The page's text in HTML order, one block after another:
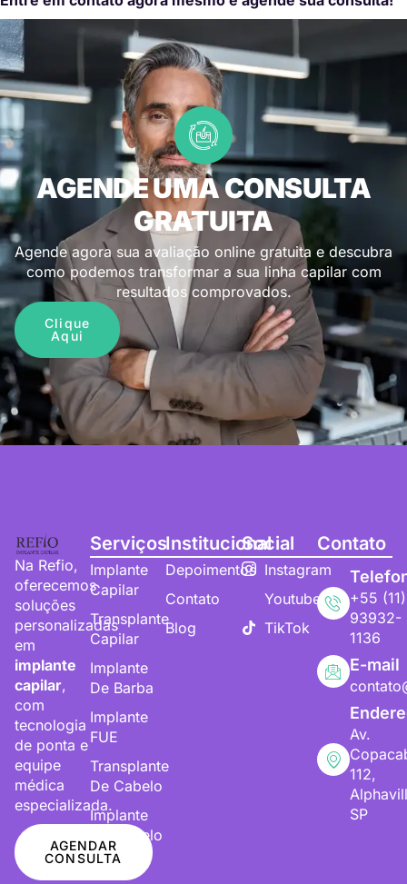
AGENDE UMA CONSULTA
GRATUITA
Agende agora sua avaliação online gratuita e descubra
como podemos transformar a sua linha capilar com
resultados comprovados.
Clique
Aqui
Na Refio,
oferecemos
soluções
personalizadas
em
implante
capilar,
com
tecnologia
de ponta e
equipe
médica
especializada.
AGENDAR
CONSULTA
Serviços
Implante
Capilar
Transplante
Capilar
Implante
De Barba
Implante
FUE
Transplante
De Cabelo
Implante
De Cabelo
Institucional
Depoimentos
Contato
Blog
Social
Instagram
Youtube
TikTok
Contato
+55 (11)
93932-
1136
E-mail
Av.
112,
SP